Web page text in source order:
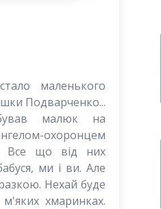
маленького
Подварченко...
малюк на
охоронцем
Все що від них
ми і ви. Але
Нехай буде
хмаринках.